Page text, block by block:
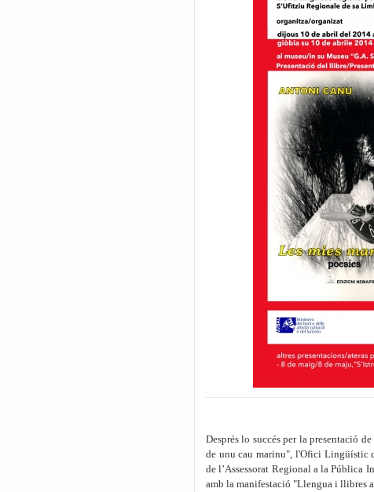
Després lo succés per la presentació
de unu cau marinu", l'Ofici Lingüístic
de l’Assessorat Regional a la Pública
amb la manifestació "Llengua i llibres